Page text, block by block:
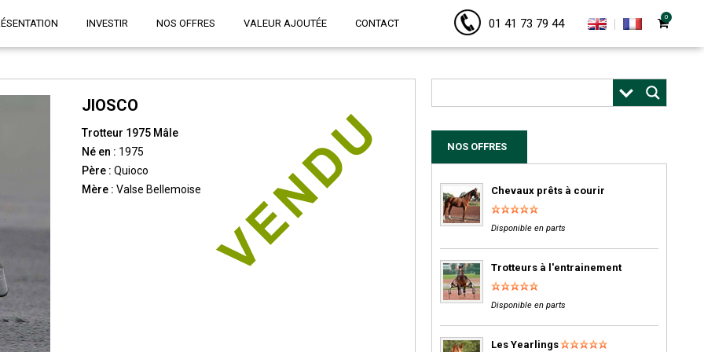
INVESTIR NOS OFFRES VALEUR AJOUTÉE CONTACT 01 41 73 79 44 0
JIOSCO
Trotteur 1975 Mâle
Né en : 1975
Père : Quioco
Mère : Valse Bellemoise
NOS OFFRES
Chevaux prêts à courir
Disponible en parts
Trotteurs à l'entrainement
Disponible en parts
Les Yearlings